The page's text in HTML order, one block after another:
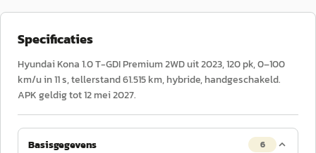
Specificaties
Hyundai Kona 1.0 T-GDI Premium 2WD uit 2023, 120 pk, 0–100
km/u in 11 s, tellerstand 61.515 km, hybride, handgeschakeld.
APK geldig tot 12 mei 2027.
Basisgegevens 6